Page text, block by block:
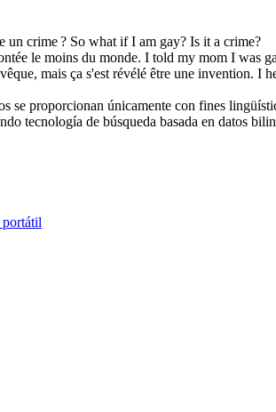
un crime ? So what if I am gay? Is it a crime?
le moins du monde. I told my mom I was
mais ça s'est révélé être une invention. I
se proporcionan únicamente con fines
tecnología de búsqueda basada en datos
portátil